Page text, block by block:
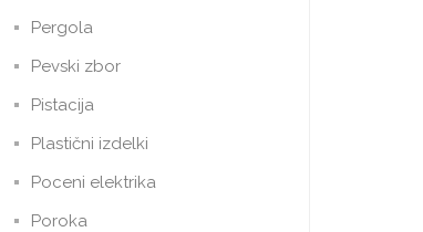
Pergola
Pevski zbor
Pistacija
Plastični izdelki
Poceni elektrika
Poroka